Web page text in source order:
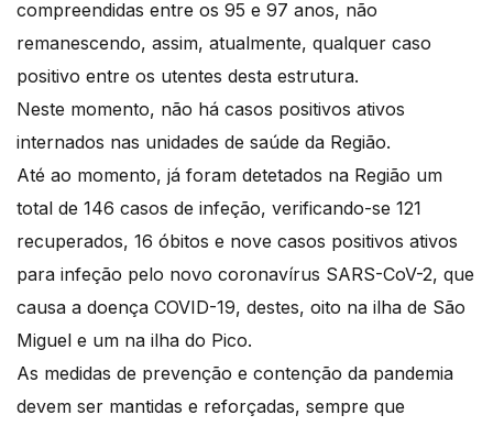
compreendidas entre os 95 e 97 anos, não
remanescendo, assim, atualmente, qualquer caso
positivo entre os utentes desta estrutura.
Neste momento, não há casos positivos ativos
internados nas unidades de saúde da Região.
Até ao momento, já foram detetados na Região um
total de 146 casos de infeção, verificando-se 121
recuperados, 16 óbitos e nove casos positivos ativos
para infeção pelo novo coronavírus SARS-CoV-2, que
causa a doença COVID-19, destes, oito na ilha de São
Miguel e um na ilha do Pico.
As medidas de prevenção e contenção da pandemia
devem ser mantidas e reforçadas, sempre que